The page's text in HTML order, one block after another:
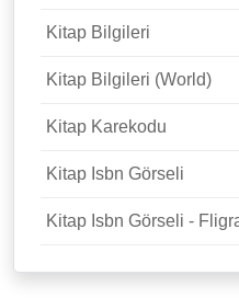
Kitap Bilgileri
Kitap Bilgileri (World)
Kitap Karekodu
Kitap Isbn Görseli
Kitap Isbn Görseli -